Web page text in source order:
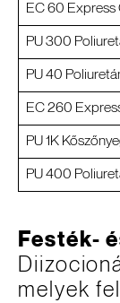
EC 60 Express
PU 300
PU 40
EC 260
PU 1K
PU 400
Festék-
melyek